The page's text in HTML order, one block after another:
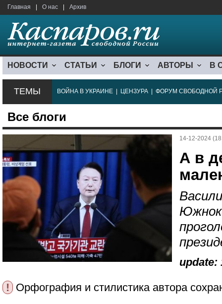
Главная О нас Архив
НОВОСТИ СТАТЬИ БЛОГИ АВТОРЫ В
ТЕМЫ ВОЙНА В УКРАИНЕ ЦЕНЗУРА ФОРУМ СВОБОДНОЙ
Все блоги
14-12-2024
А в
update:
! Орфография и стилистика автора